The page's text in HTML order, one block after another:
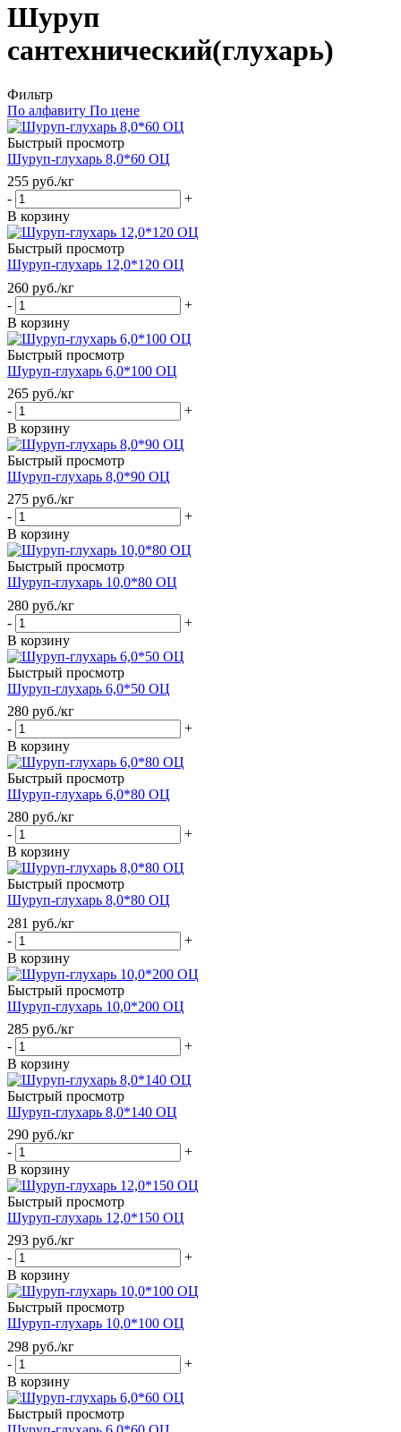
Шуруп
сантехнический(глухарь)
Фильтр
По алфавиту По цене
Быстрый просмотр
Шуруп-глухарь 8,0*60 ОЦ
255 руб./кг
-
+
В корзину
Быстрый просмотр
Шуруп-глухарь 12,0*120 ОЦ
260 руб./кг
-
+
В корзину
Быстрый просмотр
Шуруп-глухарь 6,0*100 ОЦ
265 руб./кг
-
+
В корзину
Быстрый просмотр
Шуруп-глухарь 8,0*90 ОЦ
275 руб./кг
-
+
В корзину
Быстрый просмотр
Шуруп-глухарь 10,0*80 ОЦ
280 руб./кг
-
+
В корзину
Быстрый просмотр
Шуруп-глухарь 6,0*50 ОЦ
280 руб./кг
-
+
В корзину
Быстрый просмотр
Шуруп-глухарь 6,0*80 ОЦ
280 руб./кг
-
+
В корзину
Быстрый просмотр
Шуруп-глухарь 8,0*80 ОЦ
281 руб./кг
-
+
В корзину
Быстрый просмотр
Шуруп-глухарь 10,0*200 ОЦ
285 руб./кг
-
+
В корзину
Быстрый просмотр
Шуруп-глухарь 8,0*140 ОЦ
290 руб./кг
-
+
В корзину
Быстрый просмотр
Шуруп-глухарь 12,0*150 ОЦ
293 руб./кг
-
+
В корзину
Быстрый просмотр
Шуруп-глухарь 10,0*100 ОЦ
298 руб./кг
-
+
В корзину
Быстрый просмотр